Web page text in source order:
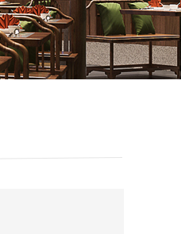
资料下载